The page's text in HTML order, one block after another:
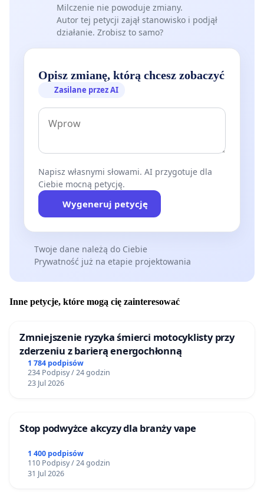
Milczenie nie powoduje zmiany.
Autor tej petycji zajął stanowisko i podjął
działanie. Zrobisz to samo?
Opisz zmianę, którą chcesz zobaczyć
Zasilane przez AI
Napisz własnymi słowami. AI przygotuje dla
Ciebie mocną petycję.
Wygeneruj petycję
Twoje dane należą do Ciebie
Prywatność już na etapie projektowania
Inne petycje, które mogą cię zainteresować
Zmniejszenie ryzyka śmierci motocyklisty przy
zderzeniu z barierą energochłonną
1 784 podpisów
234 Podpisy / 24 godzin
23 Jul 2026
Stop podwyżce akcyzy dla branży vape
1 400 podpisów
110 Podpisy / 24 godzin
31 Jul 2026